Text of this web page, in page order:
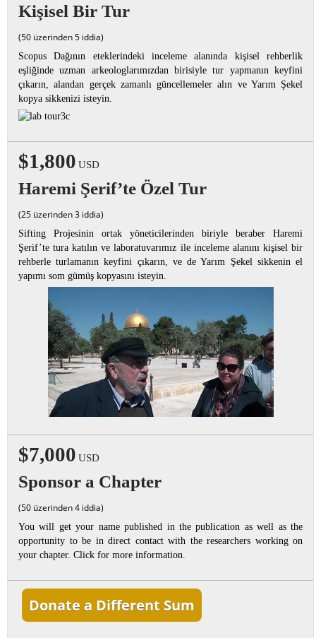
Kişisel Bir Tur
(50 üzerinden 5 iddia)
Scopus Dağının eteklerindeki inceleme alanında kişisel rehberlik
eşliğinde uzman arkeologlarımızdan birisiyle tur yapmanın keyfini
çıkarın, alandan gerçek zamanlı güncellemeler alın ve Yarım Şekel
kopya sikkenizi isteyin.
$1,800 USD
Haremi Şerif’te Özel Tur
(25 üzerinden 3 iddia)
Sifting Projesinin ortak yöneticilerinden biriyle beraber Haremi
Şerif’te tura katılın ve laboratuvarımız ile inceleme alanını kişisel bir
rehberle turlamanın keyfini çıkarın, ve de Yarım Şekel sikkenin el
yapımı som gümüş kopyasını isteyin.
$7,000 USD
Sponsor a Chapter
(50 üzerinden 4 iddia)
You will get your name published in the publication as well as the
opportunity to be in direct contact with the researchers working on
your chapter. Click for more information.
Donate a Different Sum